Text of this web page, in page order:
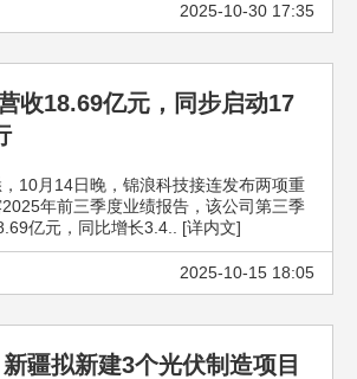
2025-10-30 17:35
收18.69亿元，同步启动17
10月14日晚，锦浪科技接连发布两项重
年前三季度业绩报告，该公司第三季
亿元，同比增长3.4.. [详内文]
2025-10-15 18:05
疆拟新建3个光伏制造项目